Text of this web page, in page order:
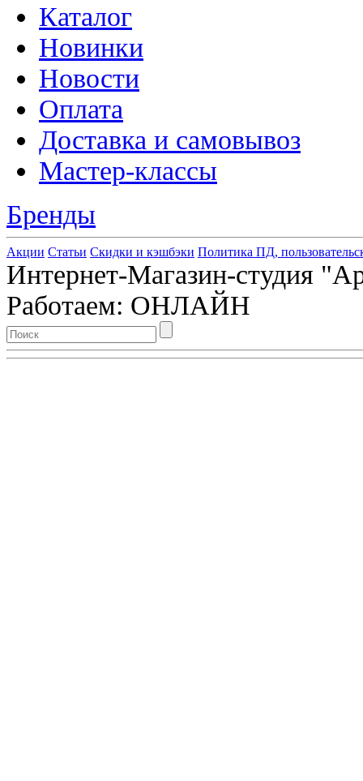
Каталог
Новинки
Новости
Оплата
Доставка и самовывоз
Мастер-классы
Бренды
Акции Статьи Скидки и кэшбэки Политика ПД,
Интернет-Магазин-студия
Работаем: ОНЛАЙН